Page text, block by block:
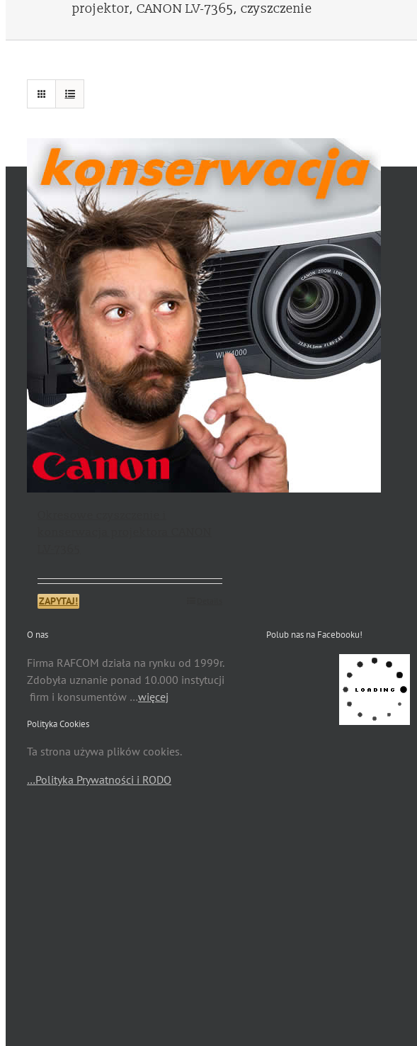
projektor, CANON LV-7365, czyszczenie
ZAPYTAJ!
O nas
Firma RAFCOM działa na rynku od 1999r.
Zdobyła uznanie ponad 10.000 instytucji
firm i konsumentów …więcej
Polityka Cookies
Ta strona używa plików cookies.
…Polityka Prywatności i RODO
Polub nas na Facebooku!